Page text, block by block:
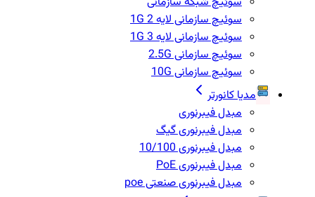
سوئیچ سازمانی لایه 2 1G
سوئیچ سازمانی لایه 3 1G
سوئیچ سازمانی 2.5G
سوئیچ سازمانی 10G
مدیا کانورتر
مبدل فیبرنوری
مبدل فیبرنوری گیگ
مبدل فیبرنوری 10/100
مبدل فیبرنوری PoE
مبدل فیبرنوری صنعتی poe